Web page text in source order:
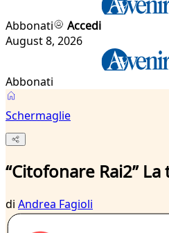
Abbonati
Accedi
August 8, 2026
Abbonati
Schermaglie
“Citofonare Rai2”
di Andrea Fagioli